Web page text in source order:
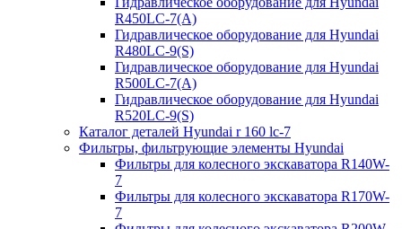
R450LC-7(A)
Гидравлическое оборудование для Hyundai
R480LC-9(S)
Гидравлическое оборудование для Hyundai
R500LC-7(A)
Гидравлическое оборудование для Hyundai
R520LC-9(S)
Каталог деталей Hyundai r 160 lc-7
Фильтры, фильтрующие элементы Hyundai
Фильтры для колесного экскаватора R140W-
7
Фильтры для колесного экскаватора R170W-
7